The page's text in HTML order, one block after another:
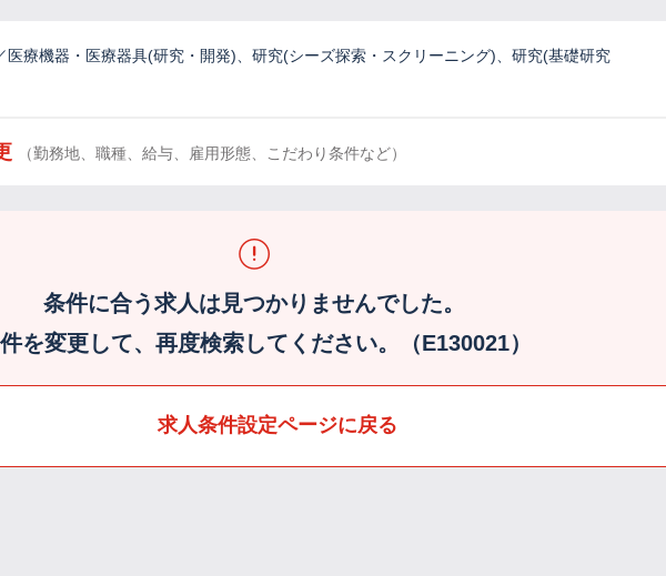
医療機器・医療器具(研究・開発)、研究(シーズ探索・スクリーニング)、研究(基礎研究
（勤務地、職種、給与、雇用形態、こだわり条件など）
条件に合う求人は見つかりませんでした。
を変更して、再度検索してください。（E130021）
求人条件設定ページに戻る